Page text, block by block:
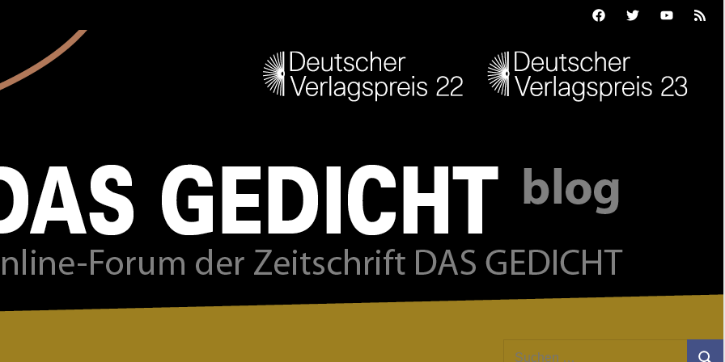
FacebookTwitterYoutubeFeed
Suchen